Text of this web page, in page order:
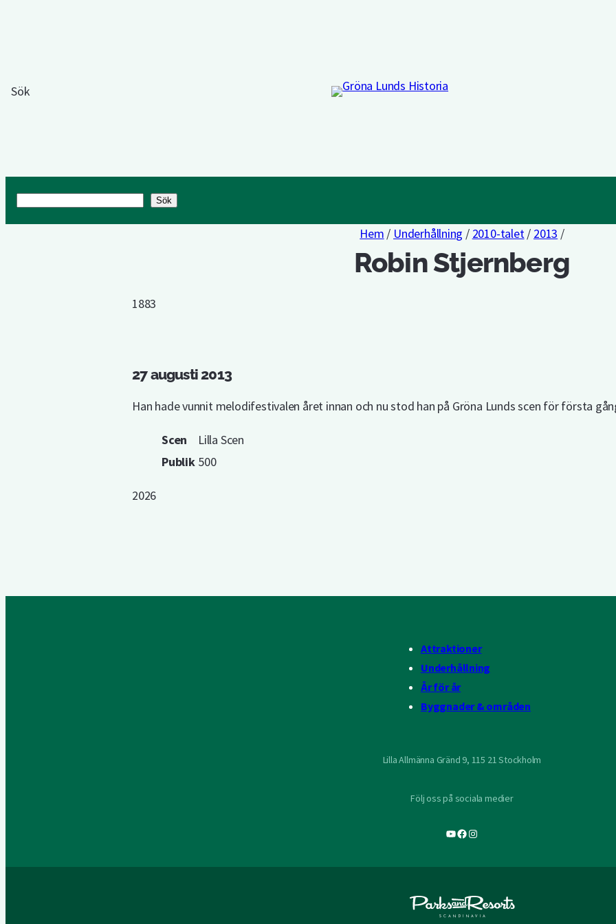
Sök
Sök
Hem / Underhållning / 2010-talet/ 2013 /
Robin Stjernberg
1883
27 augusti 2013
Han hade vunnit melodifestivalen året innan och nu stod han på Gröna Lunds scen för första
Scen
Lilla Scen
Publik 500
2026
Attraktioner
Underhållning
År för år
Byggnader & områden
Lilla Allmänna Gränd 9, 115 21 Stockholm
Följ oss på sociala medier
YouTube
Facebook
Instagram